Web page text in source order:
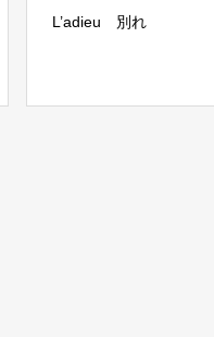
L’adieu 別れ